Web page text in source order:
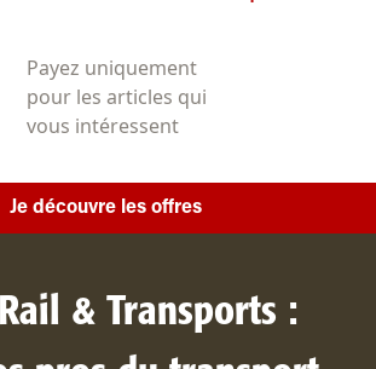
Payez uniquement
pour les articles qui
vous intéressent
Je découvre les offres
& Transports :